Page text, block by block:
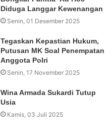
Diduga Langgar Kewenangan
Senin, 01 Desember 2025
Tegaskan Kepastian Hukum,
Putusan MK Soal Penempatan
Anggota Polri
Senin, 17 November 2025
Wina Armada Sukardi Tutup
Usia
Kamis, 03 Juli 2025